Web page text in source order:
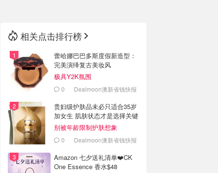
相关点击排行榜
蕾哈娜巴巴多斯度假新造型：
完美演绎复古美妆风
极具Y2K氛围
0 Dealmoon澳新省钱快报
贵妇级护肤品未必只适合35岁
加女生 肌肤状态才是选择关键
别被年龄限制护肤想象
0 Dealmoon澳新省钱快报
Amazon 七夕送礼清单❤️CK
One Essence 香水$48